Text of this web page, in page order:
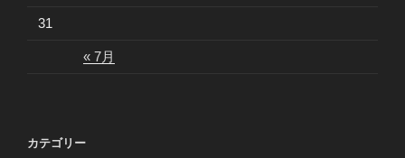
« 7月
31
カテゴリー